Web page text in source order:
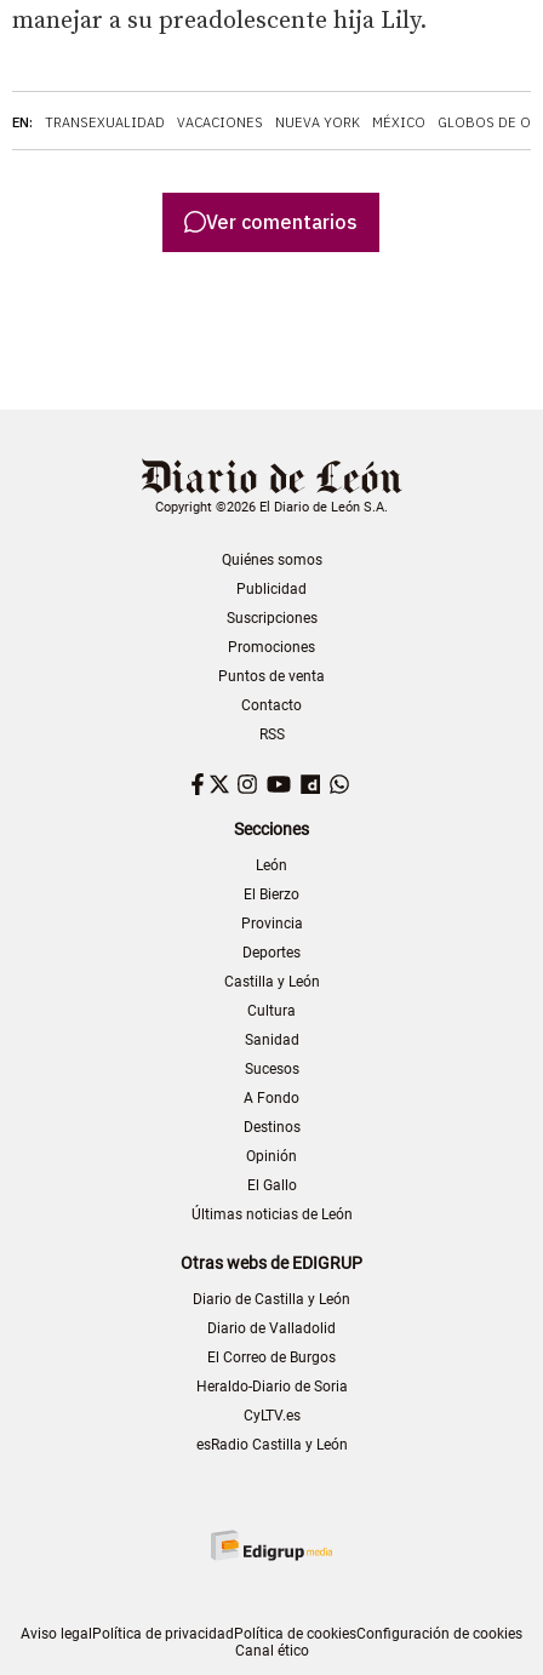
EN: TRANSEXUALIDAD VACACIONES NUEVA YORK MÉXICO GLOBOS DE
manejar a su preadolescente hija Lily.
Ver comentarios
Copyright ©2026 El Diario de León S.A.
Quiénes somos
Publicidad
Suscripciones
Promociones
Puntos de venta
Contacto
RSS
Facebook
TwitterInstagram
YouTubeDailymotion
Secciones
León
El Bierzo
Provincia
Deportes
Castilla y León
Cultura
Sanidad
Sucesos
A Fondo
Destinos
Opinión
El Gallo
Últimas noticias de León
Otras webs de EDIGRUP
Diario de Castilla y León
Diario de Valladolid
El Correo de Burgos
Heraldo-Diario de Soria
CyLTV.es
esRadio Castilla y León
Aviso legalPolítica de privacidadPolítica de cookiesConfiguración de cookies
Canal ético